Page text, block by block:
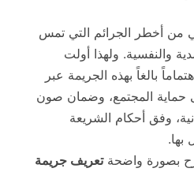
من أخطر الجرائم التي تمس
والنفسية. ولهذا أولت
بالغاً بهذه الجريمة عبر
المجتمع، وضمان صون
وفق أحكام الشريعة
بها.
بصورة واضحةتعريف جريمة